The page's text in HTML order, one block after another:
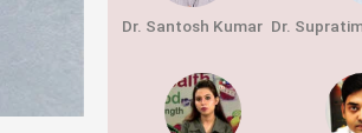
Dr. Santosh Kumar Dr.